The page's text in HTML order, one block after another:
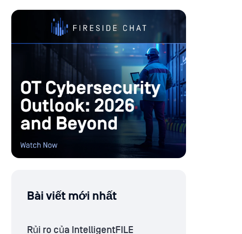
Bài viết mới nhất
Rủi ro của IntelligentFILE